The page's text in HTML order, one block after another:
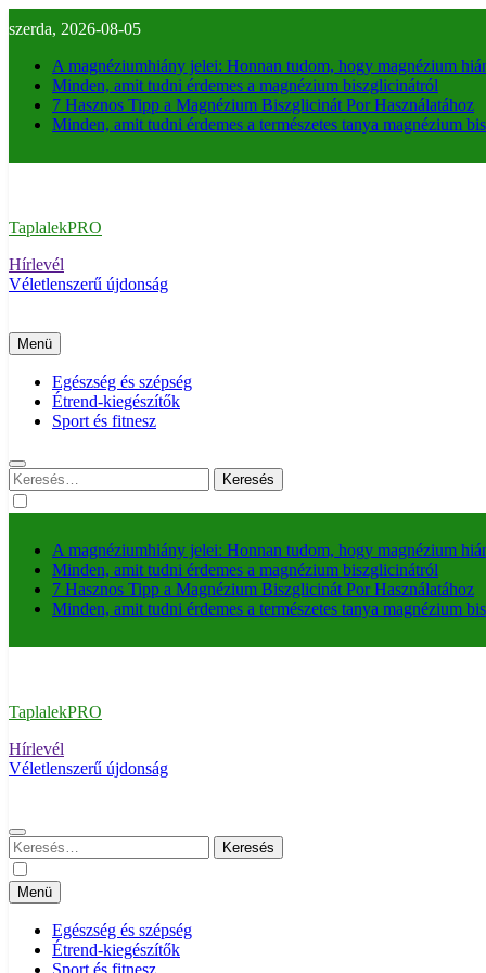
a
tartalomra
szerda, 2026-08-05
A magnéziumhiány jelei: Honnan tudom, hogy magnézium
Minden, amit tudni érdemes a magnézium biszglicinátról
7 Hasznos Tipp a Magnézium Biszglicinát Por Használatához
Minden, amit tudni érdemes a természetes tanya magnézium
TaplalekPRO
Hírlevél
Véletlenszerű újdonság
Menü
Egészség és szépség
Étrend-kiegészítők
Sport és fitnesz
Keresés:
A magnéziumhiány jelei: Honnan tudom, hogy magnézium
Minden, amit tudni érdemes a magnézium biszglicinátról
7 Hasznos Tipp a Magnézium Biszglicinát Por Használatához
Minden, amit tudni érdemes a természetes tanya magnézium
TaplalekPRO
Hírlevél
Véletlenszerű újdonság
Keresés:
Menü
Egészség és szépség
Étrend-kiegészítők
Sport és fitnesz